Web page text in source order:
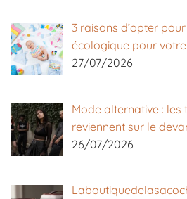
3 raisons d’opter
écologique pour
27/07/2026
Mode alternative : les
reviennent sur le
26/07/2026